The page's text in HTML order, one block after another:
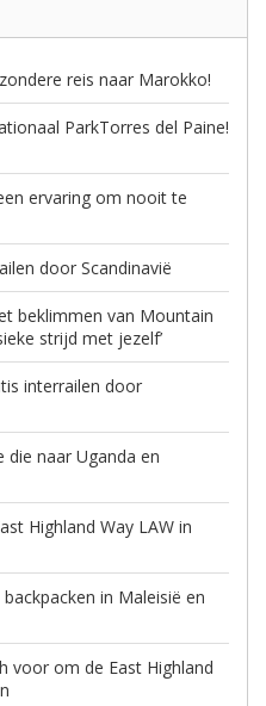
reis naar Marokko!
ParkTorres del Paine!
ervaring om nooit te
door Scandinavië
beklimmen van Mountain
strijd met jezelf’
interrailen door
die naar Uganda en
Highland Way LAW in
in Maleisië en
voor om de East Highland